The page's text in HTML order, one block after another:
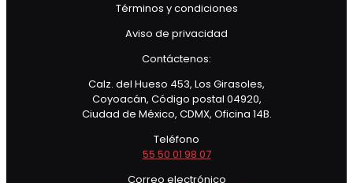
Términos y condiciones
Aviso de privacidad
Contáctenos:
Calz. del Hueso 453, Los Girasoles,
Coyoacán, Código postal 04920,
Ciudad de México, CDMX, Oficina 14B.
Teléfono
55 50 01 98 07
Correo electrónico